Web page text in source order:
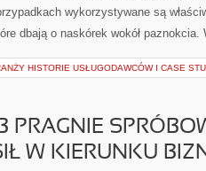
wykorzystywane są
dbają o naskórek wokół
HISTORIE USŁUGODAWCÓW I CASE
PRAGNIE
W KIERUNKU